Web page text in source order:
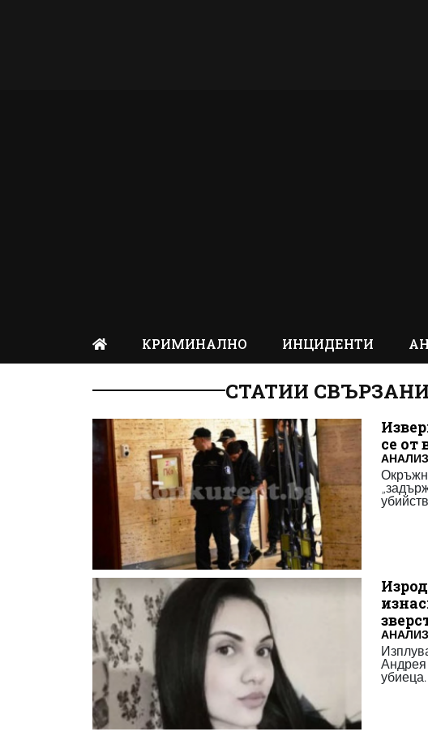
КРИМИНАЛНО ИНЦИДЕНТИ
СТАТИИ
се от
Андрея